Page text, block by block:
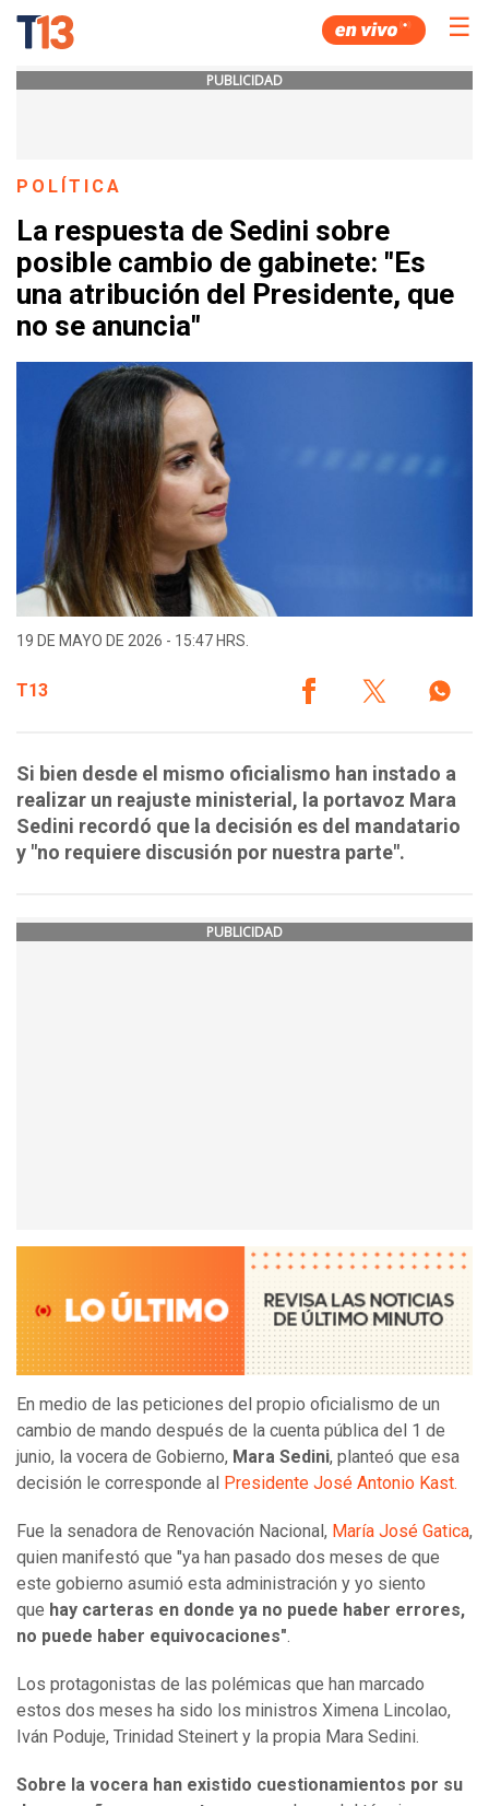
☰
PUBLICIDAD
POLÍTICA
La respuesta de Sedini sobre
posible cambio de gabinete: "Es
una atribución del Presidente, que
no se anuncia"
19 DE MAYO DE 2026 - 15:47 HRS.
T13
Si bien desde el mismo oficialismo han instado a
realizar un reajuste ministerial, la portavoz Mara
Sedini recordó que la decisión es del mandatario
y "no requiere discusión por nuestra parte".
PUBLICIDAD
En medio de las peticiones del propio oficialismo de un
cambio de mando después de la cuenta pública del 1 de
junio, la vocera de Gobierno, Mara Sedini, planteó que esa
decisión le corresponde al Presidente José Antonio Kast.
Fue la senadora de Renovación Nacional, María José Gatica,
quien manifestó que "ya han pasado dos meses de que
este gobierno asumió esta administración y yo siento
que hay carteras en donde ya no puede haber errores,
no puede haber equivocaciones".
Los protagonistas de las polémicas que han marcado
estos dos meses ha sido los ministros Ximena Lincolao,
Iván Poduje, Trinidad Steinert y la propia Mara Sedini.
Sobre la vocera han existido cuestionamientos por su